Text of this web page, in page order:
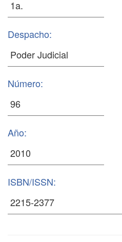
Despacho:
Número:
Año:
ISBN/ISSN: